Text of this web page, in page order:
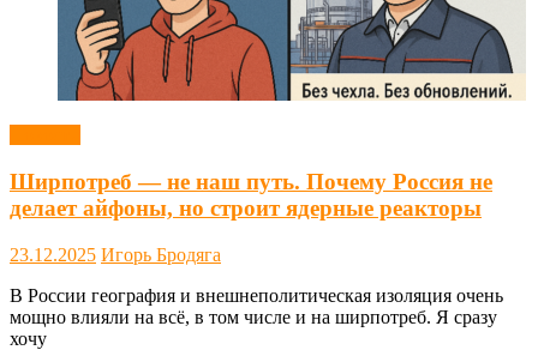
Ширпотреб — не наш путь. Почему Россия не
делает айфоны, но строит ядерные реакторы
23.12.2025 Игорь Бродяга
В России география и внешнеполитическая изоляция очень
мощно влияли на всё, в том числе и на ширпотреб. Я сразу
хочу